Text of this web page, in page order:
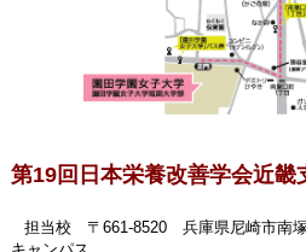
第19回日本栄養改善学会近畿
担当校 〒661-8520 兵庫県尼崎市南